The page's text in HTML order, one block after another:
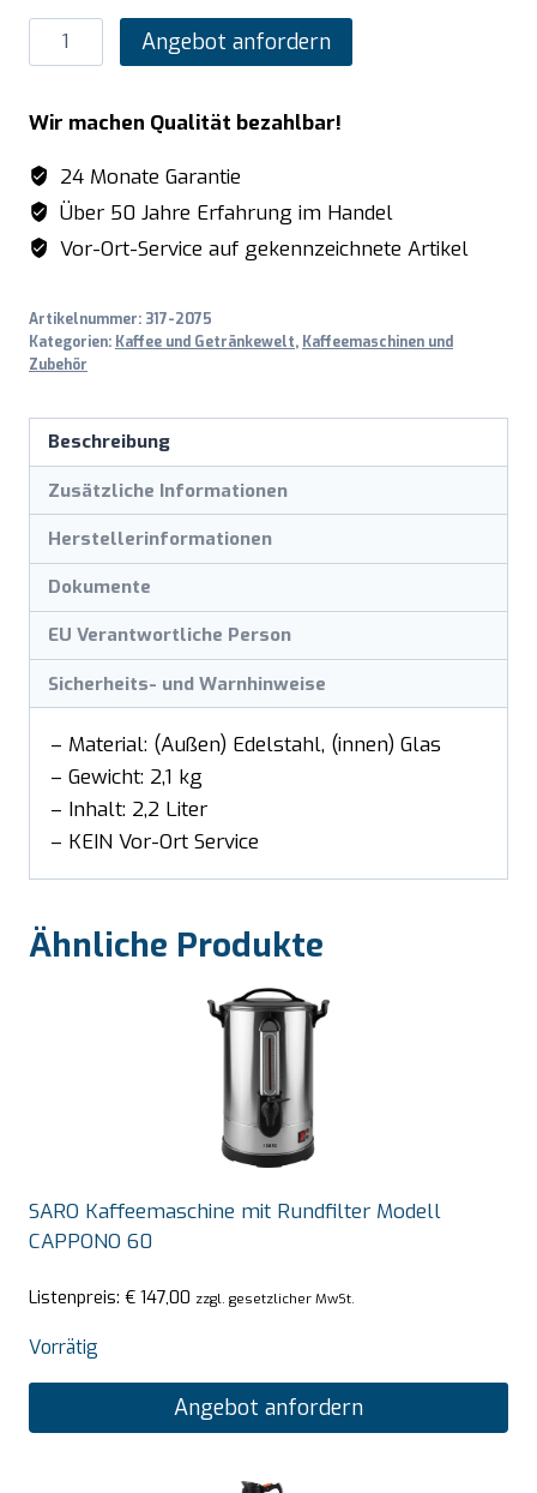
SARO
Edelstahl-
(Innen
Glas)
Menge
Angebot anfordern
Wir machen Qualität bezahlbar!
24 Monate Garantie
Über 50 Jahre Erfahrung im Handel
Vor-Ort-Service auf gekennzeichnete Artikel
Artikelnummer: 317-2075
Kategorien: Kaffee und Getränkewelt, Kaffeemaschinen und
Zubehör
Beschreibung
Zusätzliche Informationen
Herstellerinformationen
Dokumente
EU Verantwortliche Person
Sicherheits- und Warnhinweise
– Material: (Außen) Edelstahl, (innen) Glas
– Gewicht: 2,1 kg
– Inhalt: 2,2 Liter
– KEIN Vor-Ort Service
Ähnliche Produkte
SARO Kaffeemaschine mit Rundfilter Modell
CAPPONO 60
Listenpreis: € 147,00 zzgl. gesetzlicher MwSt.
Vorrätig
Angebot anfordern